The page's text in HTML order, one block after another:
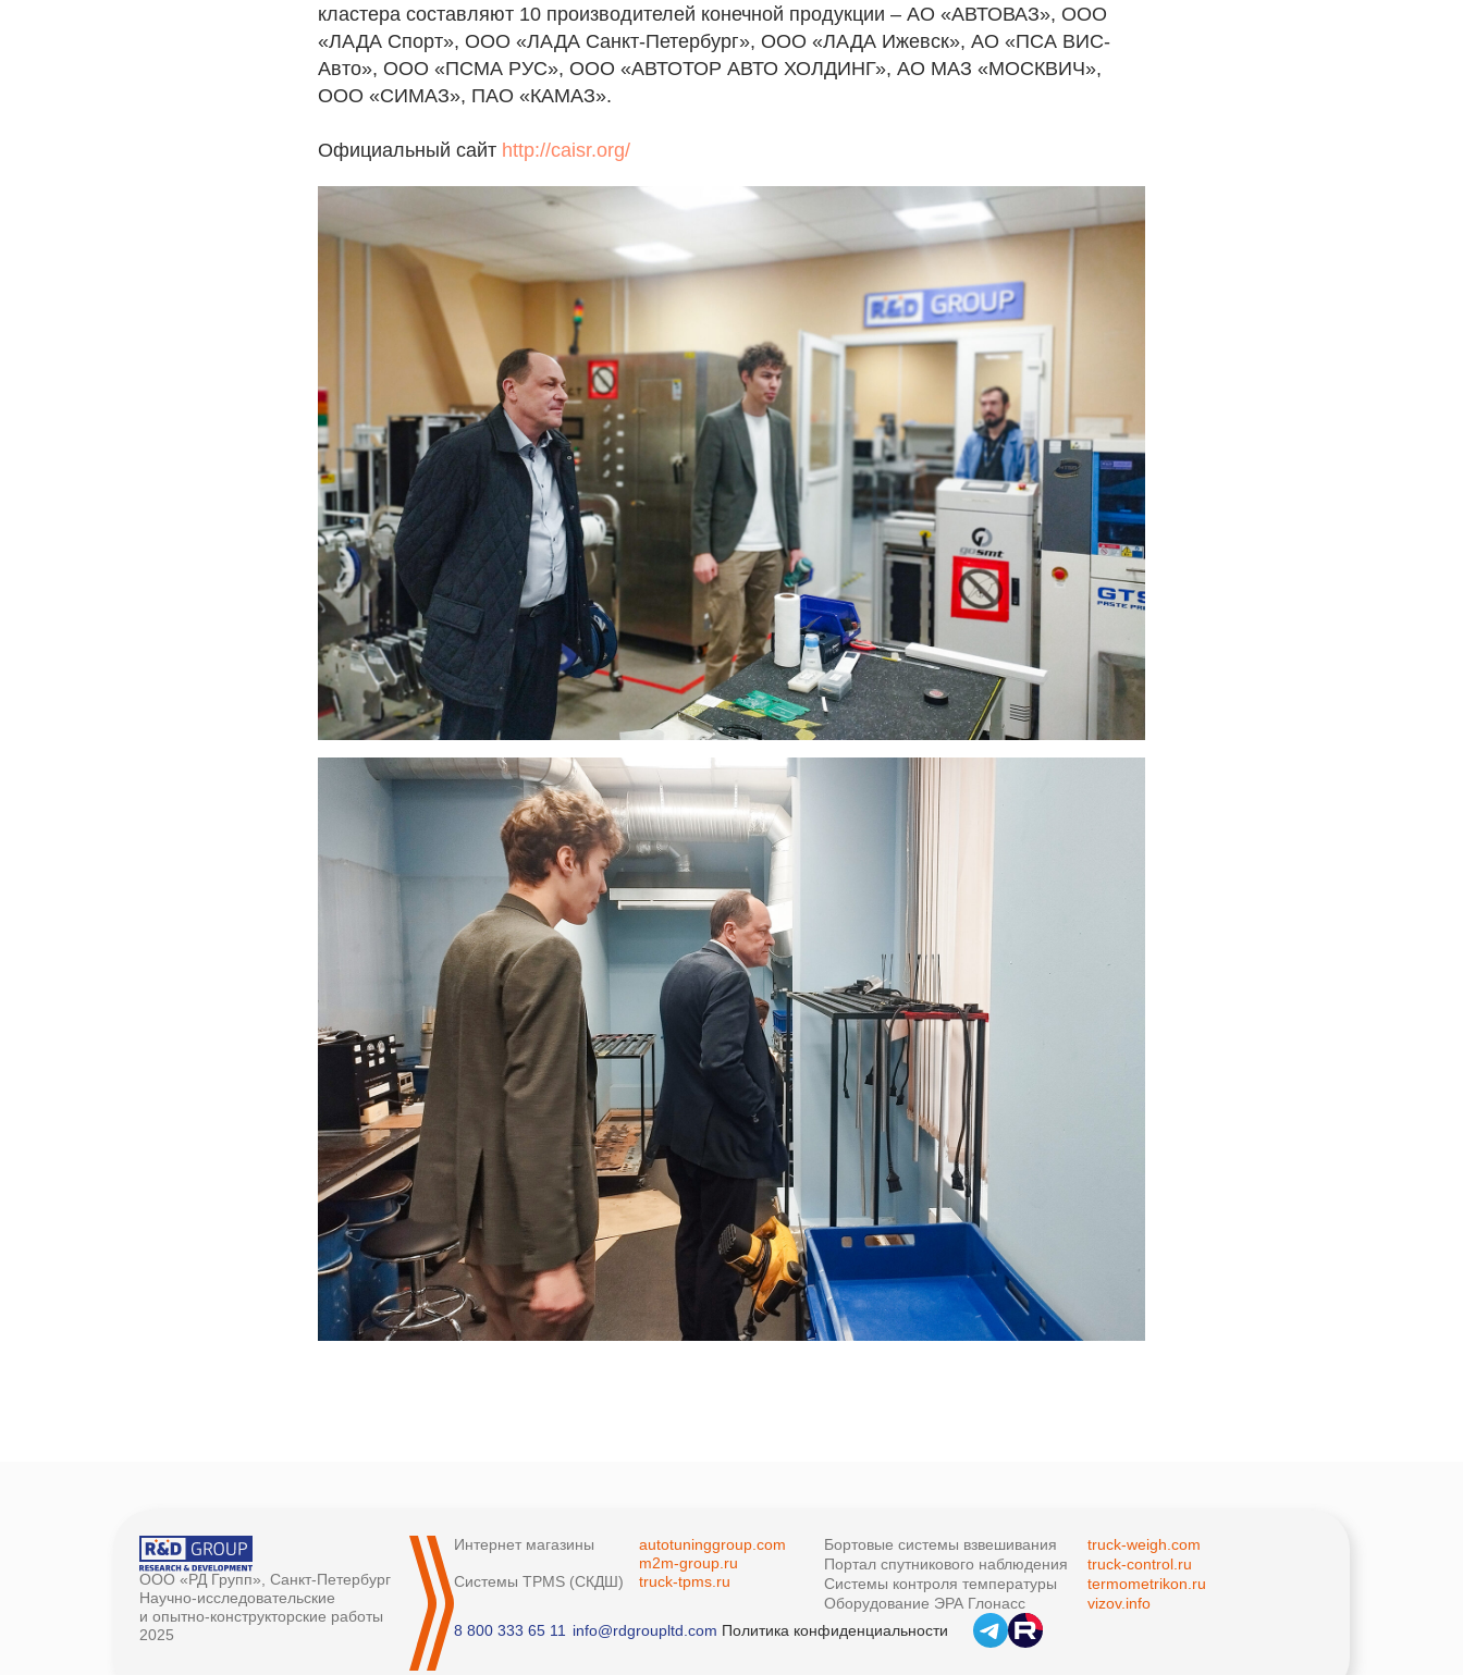
кластера составляют 10 производителей конечной продукции – АО «АВТОВАЗ», ООО
«ЛАДА Спорт», ООО «ЛАДА Санкт-Петербург», ООО «ЛАДА Ижевск», АО «ПСА ВИС-
Авто», ООО «ПСМА РУС», ООО «АВТОТОР АВТО ХОЛДИНГ», АО МАЗ «МОСКВИЧ»,
ООО «СИМАЗ», ПАО «КАМАЗ».
Официальный сайт http://caisr.org/
ООО «РД Групп», Санкт-Петербург
Научно-исследовательские
и опытно-конструкторские работы
2025
Интернет магазины
autotuninggroup.com
m2m-group.ru
Системы TPMS (СКДШ)
truck-tpms.ru
Бортовые системы взвешивания
truck-weigh.com
Портал спутникового наблюдения
truck-control.ru
Системы контроля температуры
termometrikon.ru
Оборудование ЭРА Глонасс
vizov.info
8 800 333 65 11
info@rdgroupltd.com Политика конфиденциальности